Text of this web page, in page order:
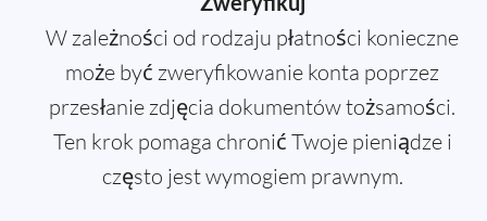
W zależności od rodzaju płatności konieczne
może być zweryfikowanie konta poprzez
przesłanie zdjęcia dokumentów tożsamości.
Ten krok pomaga chronić Twoje pieniądze i
często jest wymogiem prawnym.